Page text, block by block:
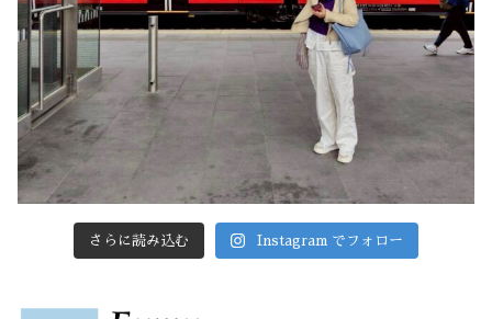
さらに読み込む Instagram でフォロー